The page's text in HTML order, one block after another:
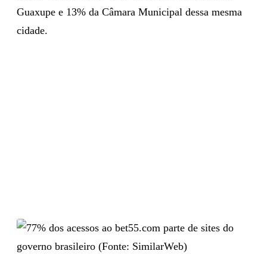
Guaxupe e 13% da Câmara Municipal dessa mesma
cidade.